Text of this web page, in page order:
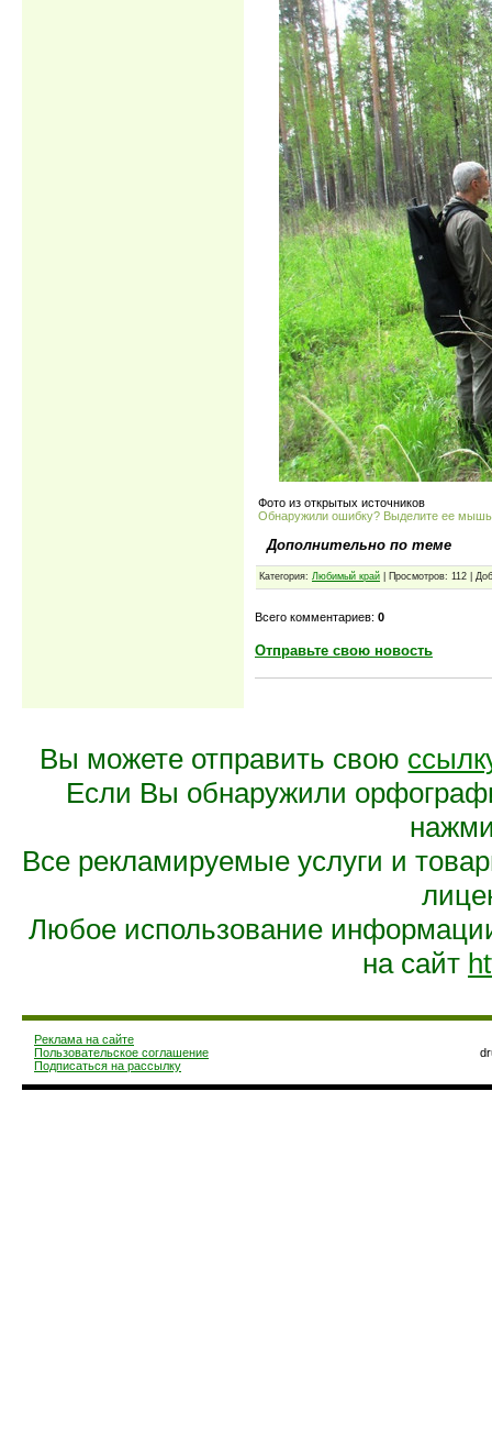
Фото из открытых источников
Обнаружили ошибку? Выделите ее
Дополнительно по теме
Категория: Любимый край | Просмотров: 112 |
Всего комментариев: 0
Отправьте свою новость
Вы можете отправить свою
Если Вы обнаружили
Все рекламируемые услуги и
Любое использование
на сайт
Реклама на сайте
Пользовательское соглашение
Подписаться на рассылку